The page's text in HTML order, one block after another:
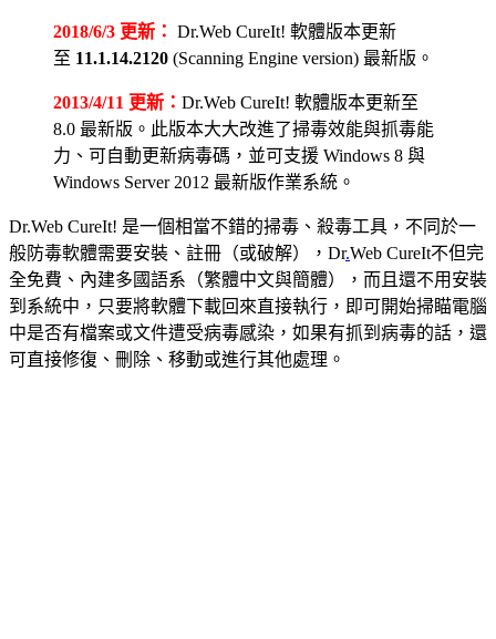
2018/6/3 更新： Dr.Web CureIt! 軟體版本更新
至 11.1.14.2120 (Scanning Engine version) 最新版。
2013/4/11 更新： Dr.Web CureIt! 軟體版本更新至
8.0 最新版。此版本大大改進了掃毒效能與抓毒能
力、可自動更新病毒碼，並可支援 Windows 8 與
Windows Server 2012 最新版作業系統。
Dr.Web CureIt! 是一個相當不錯的掃毒、殺毒工具，不同於一
般防毒軟體需要安裝、註冊（或破解），Dr.Web CureIt不但完
全免費、內建多國語系（繁體中文與簡體），而且還不用安裝
到系統中，只要將軟體下載回來直接執行，即可開始掃瞄電腦
中是否有檔案或文件遭受病毒感染，如果有抓到病毒的話，還
可直接修復、刪除、移動或進行其他處理。